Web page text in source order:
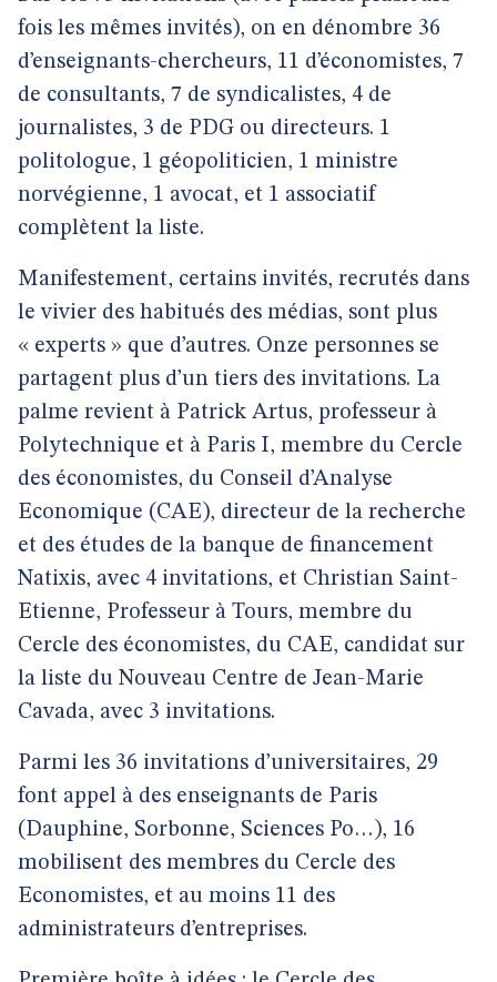
fois les mêmes invités), on en dénombre 36
d’enseignants-chercheurs, 11 d’économistes, 7
de consultants, 7 de syndicalistes, 4 de
journalistes, 3 de PDG ou directeurs. 1
politologue, 1 géopoliticien, 1 ministre
norvégienne, 1 avocat, et 1 associatif
complètent la liste.
Manifestement, certains invités, recrutés dans
le vivier des habitués des médias, sont plus
« experts » que d’autres. Onze personnes se
partagent plus d’un tiers des invitations. La
palme revient à Patrick Artus, professeur à
Polytechnique et à Paris I, membre du Cercle
des économistes, du Conseil d’Analyse
Economique (CAE), directeur de la recherche
et des études de la banque de financement
Natixis, avec 4 invitations, et Christian Saint-
Etienne, Professeur à Tours, membre du
Cercle des économistes, du CAE, candidat sur
la liste du Nouveau Centre de Jean-Marie
Cavada, avec 3 invitations.
Parmi les 36 invitations d’universitaires, 29
font appel à des enseignants de Paris
(Dauphine, Sorbonne, Sciences Po…), 16
mobilisent des membres du Cercle des
Economistes, et au moins 11 des
administrateurs d’entreprises.